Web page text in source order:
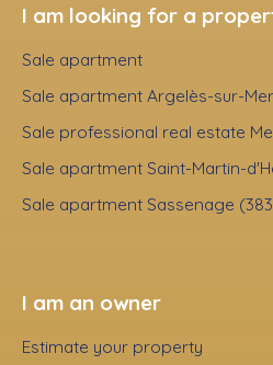
I am looking for a
Sale apartment
Sale apartment Argelès-sur-
Sale professional real estate
Sale apartment Saint-Martin-
Sale apartment Sassenage
I am an owner
Estimate your property